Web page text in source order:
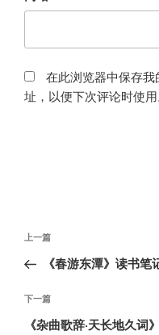
在此浏览器中保存
址，以便下次评论时使用
文
导
航
上
一
文
章
上一篇
《春游东潭》读书笔
下
一
下一篇
《杂曲歌辞·天长地久词